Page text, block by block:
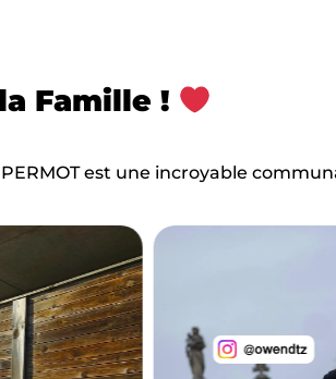
Famille !
est une incroyable